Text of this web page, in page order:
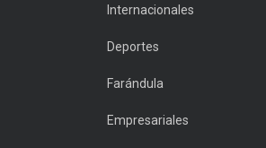
Internacionales
Deportes
Farándula
Empresariales